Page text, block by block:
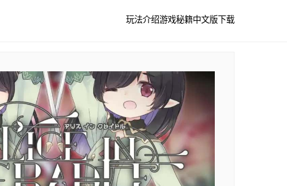
玩法介绍游戏秘籍中文版下载